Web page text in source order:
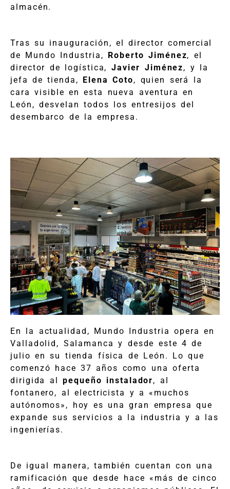
almacén.
Tras su inauguración, el director comercial
de Mundo Industria,
Roberto Jiménez, el
director de logística, Javier Jiménez, y la
jefa de tienda,
Elena Coto, quien será la
cara visible en esta nueva aventura en
León, desvelan todos los entresijos del
desembarco de la empresa.
En la actualidad, Mundo Industria opera en
Valladolid, Salamanca y desde este 4 de
julio en su tienda física de León. Lo que
comenzó hace 37 años como una oferta
dirigida alpequeño instalador, al
fontanero, al electricista y a «muchos
autónomos», hoy es una gran empresa que
expande sus servicios a la industria y a las
ingenierías.
De igual manera, también cuentan con una
ramificación que desde hace «más de cinco